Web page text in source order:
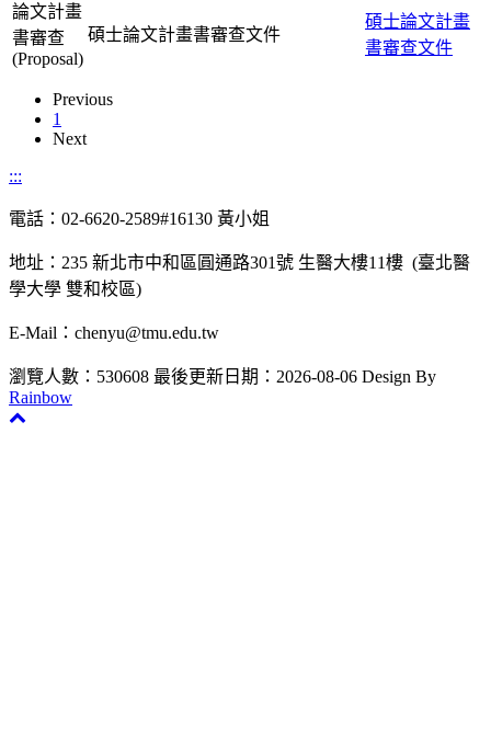
論文計畫
書審查
(Proposal)
碩士論文計畫書審查文件
碩士論文計畫
書審查文件
Previous
1
Next
:::
電話：02-6620-2589#16130 黃小姐
地址：235 新北市中和區圓通路301號 生醫大樓11樓 (臺北醫
學大學 雙和校區)
E-Mail：chenyu@tmu.edu.tw
瀏覽人數：530608 最後更新日期：2026-08-06 Design By
Rainbow